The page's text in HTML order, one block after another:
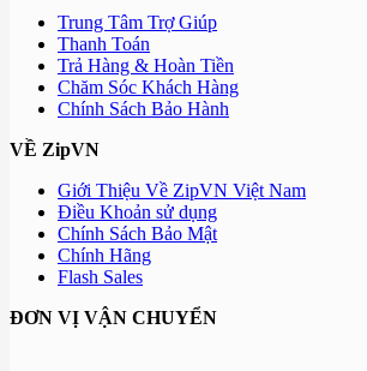
Trung Tâm Trợ Giúp
Thanh Toán
Trả Hàng & Hoàn Tiền
Chăm Sóc Khách Hàng
Chính Sách Bảo Hành
VỀ ZipVN
Giới Thiệu Về ZipVN Việt Nam
Điều Khoản sử dụng
Chính Sách Bảo Mật
Chính Hãng
Flash Sales
ĐƠN VỊ VẬN CHUYỂN